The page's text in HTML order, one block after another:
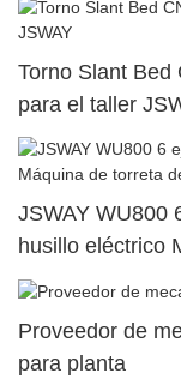
Torno Slant Bed
para el taller
JSWAY WU800
husillo eléctrico
superior dual15
Proveedor de
para planta